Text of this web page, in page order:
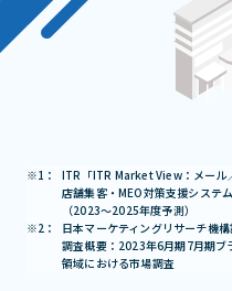
ITR「ITR Market View：メール
店舗集客・MEO対策支援システ
（2023～2025年度予測）
日本マーケティングリサーチ機
調査概要：2023年6月期7月期ブ
領域における市場調査